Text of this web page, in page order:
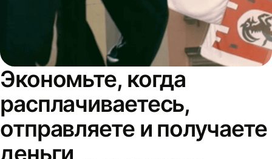
Экономьте, когда
расплачиваетесь,
отправляете и получаете
деньги